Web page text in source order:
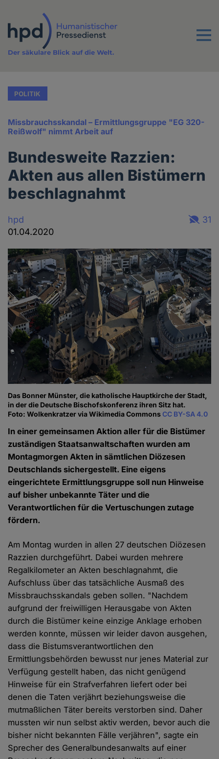
Inhalt
Menu
Der säkulare Blick auf die Welt.
POLITIK
Missbrauchsskandal – Ermittlungsgruppe "EG 320-
Reißwolf" nimmt Arbeit auf
Bundesweite Razzien:
Akten aus allen Bistümern
beschlagnahmt
hpd
01.04.2020
31
Das Bonner Münster, die katholische Hauptkirche der Stadt,
in der die Deutsche Bischofskonferenz ihren Sitz hat.
Foto: Wolkenkratzer via Wikimedia CommonsCC BY-SA 4.0
In einer gemeinsamen Aktion aller für die Bistümer
zuständigen Staatsanwaltschaften wurden am
Montagmorgen Akten in sämtlichen Diözesen
Deutschlands sichergestellt. Eine eigens
eingerichtete Ermittlungsgruppe soll nun Hinweise
auf bisher unbekannte Täter und die
Verantwortlichen für die Vertuschungen zutage
fördern.
Am Montag wurden in allen 27 deutschen Diözesen
Razzien durchgeführt. Dabei wurden mehrere
Regalkilometer an Akten beschlagnahmt, die
Aufschluss über das tatsächliche Ausmaß des
Missbrauchsskandals geben sollen. "Nachdem
aufgrund der freiwilligen Herausgabe von Akten
durch die Bistümer keine einzige Anklage erhoben
werden konnte, müssen wir leider davon ausgehen,
dass die Bistumsverantwortlichen den
Ermittlungsbehörden bewusst nur jenes Material zur
Verfügung gestellt haben, das nicht genügend
Hinweise für ein Strafverfahren liefert oder bei
denen die Taten verjährt beziehungsweise die
mutmaßlichen Täter bereits verstorben sind. Daher
mussten wir nun selbst aktiv werden, bevor auch die
bisher nicht bekannten Fälle verjähren", sagte ein
Sprecher des Generalbundesanwalts auf einer